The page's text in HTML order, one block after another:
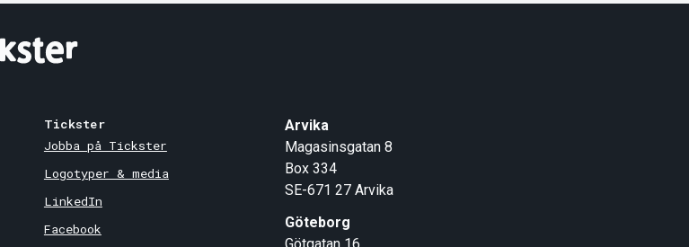
Tickster
Jobba på Tickster
Logotyper & media
LinkedIn
Facebook
Arvika
Magasinsgatan 8
Box 334
SE-671 27 Arvika
Göteborg